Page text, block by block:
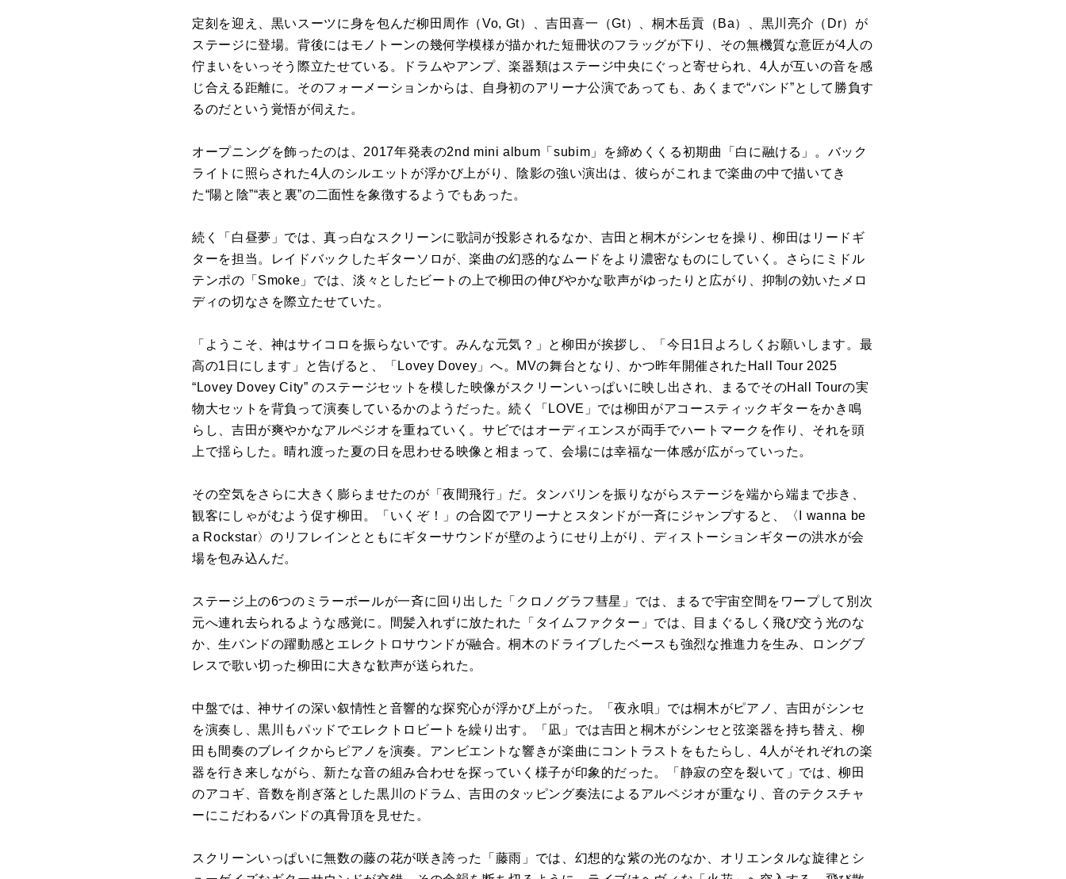
定刻を迎え、黒いスーツに身を包んだ柳田周作（Vo, Gt）、吉田喜一（Gt）、桐木岳貢（Ba）、黒川亮介（Dr）が
ステージに登場。背後にはモノトーンの幾何学模様が描かれた短冊状のフラッグが下り、その無機質な意匠が4人の
佇まいをいっそう際立たせている。ドラムやアンプ、楽器類はステージ中央にぐっと寄せられ、4人が互いの音を感
じ合える距離に。そのフォーメーションからは、自身初のアリーナ公演であっても、あくまで“バンド”として勝負す
るのだという覚悟が伺えた。
オープニングを飾ったのは、2017年発表の2nd mini album「subim」を締めくくる初期曲「白に融ける」。バック
ライトに照らされた4人のシルエットが浮かび上がり、陰影の強い演出は、彼らがこれまで楽曲の中で描いてき
た“陽と陰”“表と裏”の二面性を象徴するようでもあった。
続く「白昼夢」では、真っ白なスクリーンに歌詞が投影されるなか、吉田と桐木がシンセを操り、柳田はリードギ
ターを担当。レイドバックしたギターソロが、楽曲の幻惑的なムードをより濃密なものにしていく。さらにミドル
テンポの「Smoke」では、淡々としたビートの上で柳田の伸びやかな歌声がゆったりと広がり、抑制の効いたメロ
ディの切なさを際立たせていた。
「ようこそ、神はサイコロを振らないです。みんな元気？」と柳田が挨拶し、「今日1日よろしくお願いします。最
高の1日にします」と告げると、「Lovey Dovey」へ。MVの舞台となり、かつ昨年開催されたHall Tour 2025
“Lovey Dovey City” のステージセットを模した映像がスクリーンいっぱいに映し出され、まるでそのHall Tourの実
物大セットを背負って演奏しているかのようだった。続く「LOVE」では柳田がアコースティックギターをかき鳴
らし、吉田が爽やかなアルペジオを重ねていく。サビではオーディエンスが両手でハートマークを作り、それを頭
上で揺らした。晴れ渡った夏の日を思わせる映像と相まって、会場には幸福な一体感が広がっていった。
その空気をさらに大きく膨らませたのが「夜間飛行」だ。タンバリンを振りながらステージを端から端まで歩き、
観客にしゃがむよう促す柳田。「いくぞ！」の合図でアリーナとスタンドが一斉にジャンプすると、〈I wanna be
a Rockstar〉のリフレインとともにギターサウンドが壁のようにせり上がり、ディストーションギターの洪水が会
場を包み込んだ。
ステージ上の6つのミラーボールが一斉に回り出した「クロノグラフ彗星」では、まるで宇宙空間をワープして別次
元へ連れ去られるような感覚に。間髪入れずに放たれた「タイムファクター」では、目まぐるしく飛び交う光のな
か、生バンドの躍動感とエレクトロサウンドが融合。桐木のドライブしたベースも強烈な推進力を生み、ロングブ
レスで歌い切った柳田に大きな歓声が送られた。
中盤では、神サイの深い叙情性と音響的な探究心が浮かび上がった。「夜永唄」では桐木がピアノ、吉田がシンセ
を演奏し、黒川もパッドでエレクトロビートを繰り出す。「凪」では吉田と桐木がシンセと弦楽器を持ち替え、柳
田も間奏のブレイクからピアノを演奏。アンビエントな響きが楽曲にコントラストをもたらし、4人がそれぞれの楽
器を行き来しながら、新たな音の組み合わせを探っていく様子が印象的だった。「静寂の空を裂いて」では、柳田
のアコギ、音数を削ぎ落とした黒川のドラム、吉田のタッピング奏法によるアルペジオが重なり、音のテクスチャ
ーにこだわるバンドの真骨頂を見せた。
スクリーンいっぱいに無数の藤の花が咲き誇った「藤雨」では、幻想的な紫の光のなか、オリエンタルな旋律とシ